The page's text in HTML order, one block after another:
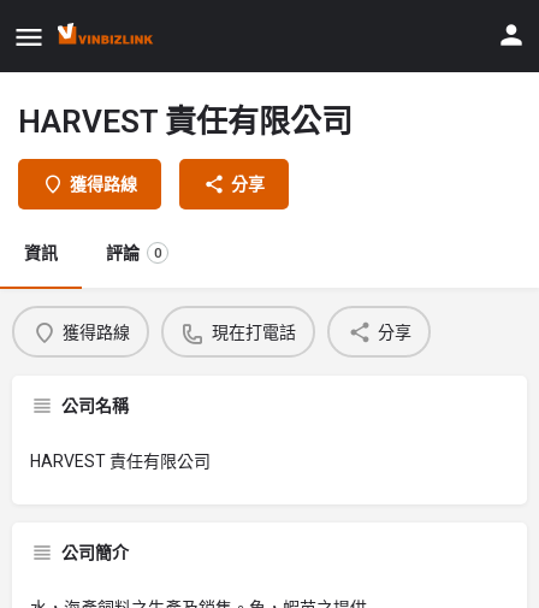
HARVEST 責任有限公司
獲得路線 分享
資訊 評論 0
獲得路線 現在打電話 分享
公司名稱
HARVEST 責任有限公司
公司簡介